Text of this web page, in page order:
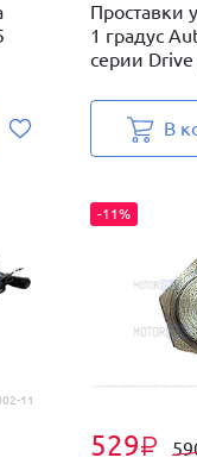
Проставки
1 градус
серии
В
11
529₽
-11%